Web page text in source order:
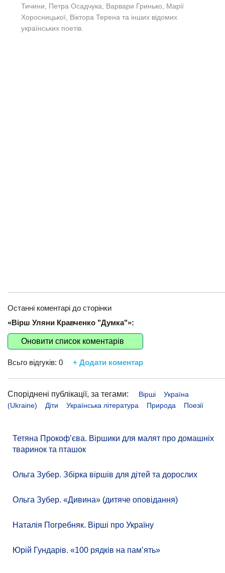
Тичини, Петра Осадчука, Варвари Гринько, Марії
Хоросницької, Віктора Терена та інших відомих
українських поетів.
Останні коментарі до сторінки
«Вірш Уляни Кравченко "Думка"»:
Оновити список коментарів
Всьго відгуків: 0 + Додати коментар
Споріднені публікації, за тегами: Вірші
Україна
(Ukraine)
Діти Українська література Природа Поезії
Тетяна Прокоф’єва. Віршики для малят про домашніх
тваринок та пташок
Ольга Зубер. Збірка віршів для дітей та дорослих
Ольга Зубер. «Дивина» (дитяче оповідання)
Наталія Погребняк. Вірші про Україну
Юрій Гундарів. «100 рядків на памʼять»